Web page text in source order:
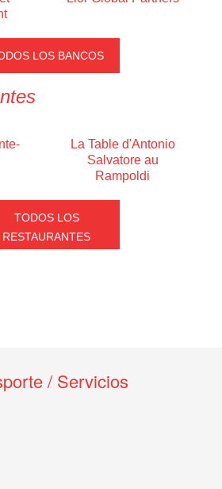
LOS BANCOS
La Table d'Antonio
Salvatore au
Rampoldi
TODOS LOS
RESTAURANTES
/ Servicios